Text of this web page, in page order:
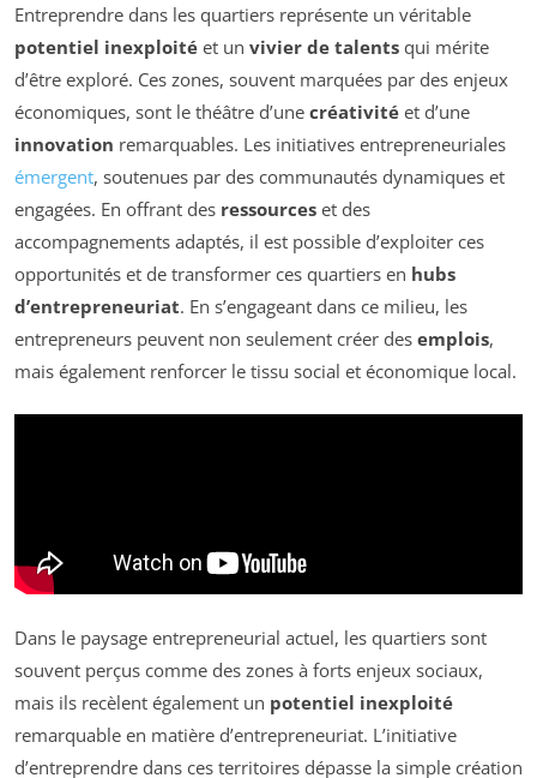
Entreprendre dans les quartiers représente un véritable
potentiel inexploité et un vivier de talents qui mérite
d’être exploré. Ces zones, souvent marquées par des enjeux
économiques, sont le théâtre d’une créativité et d’une
innovation remarquables. Les initiatives entrepreneuriales
émergent, soutenues par des communautés dynamiques et
engagées. En offrant des ressources et des
accompagnements adaptés, il est possible d’exploiter ces
opportunités et de transformer ces quartiers en hubs
d’entrepreneuriat. En s’engageant dans ce milieu, les
entrepreneurs peuvent non seulement créer des emplois,
mais également renforcer le tissu social et économique local.
Dans le paysage entrepreneurial actuel, les quartiers sont
souvent perçus comme des zones à forts enjeux sociaux,
mais ils recèlent également un potentiel inexploité
remarquable en matière d’entrepreneuriat. L’initiative
d’entreprendre dans ces territoires dépasse la simple création